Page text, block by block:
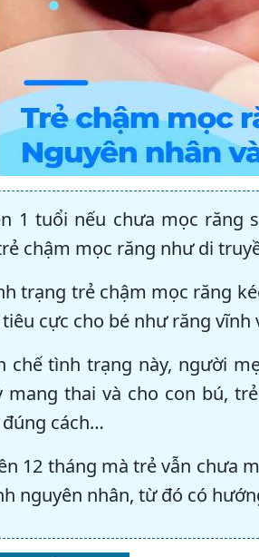
1 tuổi nếu chưa mọc răng
chậm mọc răng như di
trạng trẻ chậm mọc răng
cực cho bé như răng
chế tình trạng này, người
mang thai và cho con bú,
cách…
12 tháng mà trẻ vẫn chưa
nguyên nhân, từ đó có